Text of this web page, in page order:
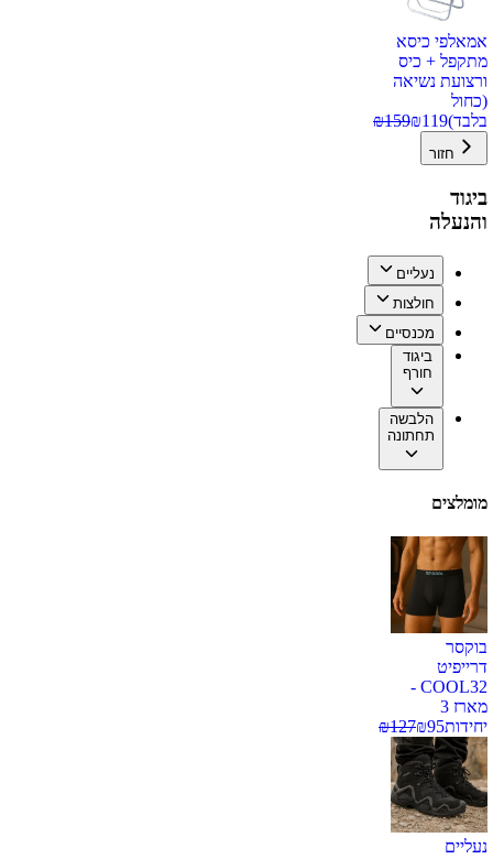
אמאלפי כיסא
מתקפל + כיס
ורצועת נשיאה
(כחול
בלבד)
₪119
₪159
חזור
ביגוד
והנעלה
נעליים
חולצות
מכנסיים
ביגוד
חורף
הלבשה
תחתונה
מומלצים
בוקסר
דרייפיט
COOL32 -
מארז 3
יחידות
₪95
₪127
נעליים